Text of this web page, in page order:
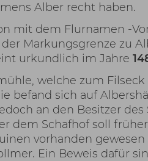
Alber recht haben.
mit dem Flurnamen -
Markungsgrenze zu
urkundlich im Jahre
welche zum
befand sich auf
an den Besitzer des
dem Schafhof soll
vorhanden
Ein Beweis dafür